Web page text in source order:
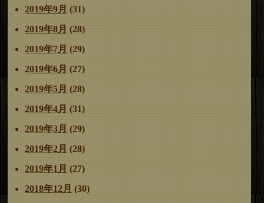
2019年9月 (31)
2019年8月 (28)
2019年7月 (29)
2019年6月 (27)
2019年5月 (28)
2019年4月 (31)
2019年3月 (29)
2019年2月 (28)
2019年1月 (27)
2018年12月 (30)